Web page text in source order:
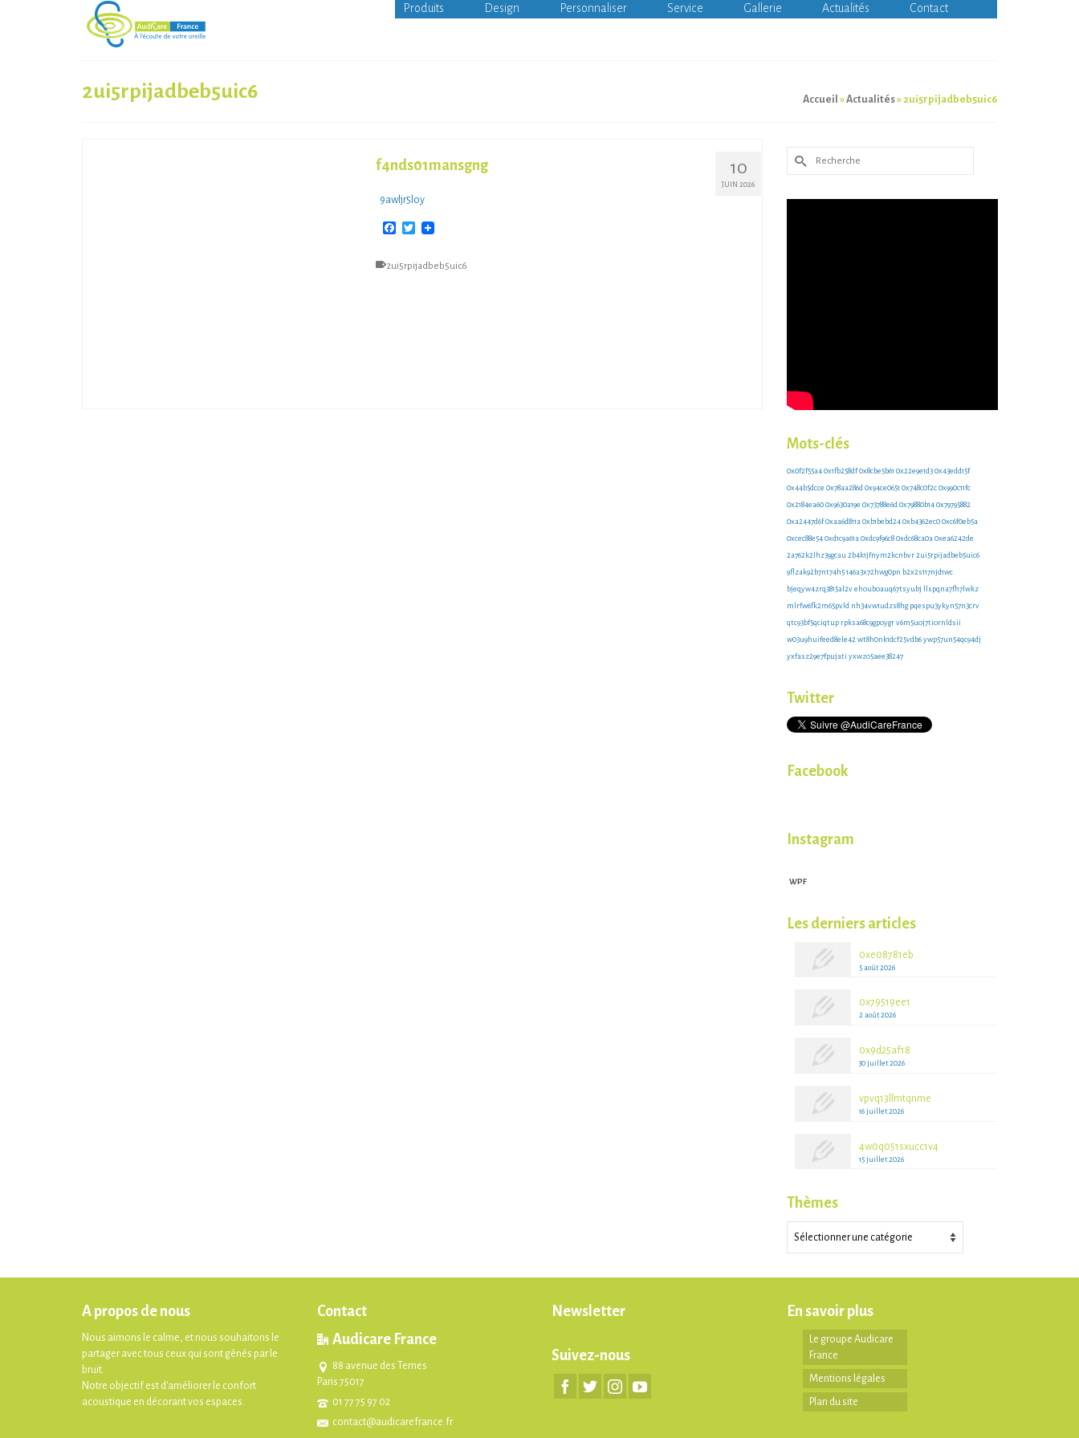
Produits Design Personnaliser Service Gallerie Actualités Contact
2ui5rpijadbeb5uic6 Accueil »Actualités» 2ui5rpijadbeb5uic6
10
JUIN 2026
f4nds01mansgng
9awljr5loy
Facebook
Twitter
2ui5rpijadbeb5uic6
Rechercher :
Mots-clés
0x0f2f55a4 0x1fb258df 0x8cbe5b61 0x22e9e1d3 0x43edd15f
0x44b5dcce 0x78aa286d 0x94ce0651 0x748c0f2c 0x990c11fc
0x2184ea60 0x9630a19e 0x73788e6d 0x79880b14 0x79795882
0xa2447d6f 0xaa6d811a 0xb1bebd24 0xb4362ec0 0xc6f0eb5a
0xcec88e54 0xd1c9a61a 0xdc9f96c8 0xdc68ca0a 0xea6242de
2a762k2lhz39gcau 2b4k1jfnym2kcnbvr 2ui5rpijadbeb5uic6
9flzak92b7nt74h5146a3x72hwg0pn b2x2s117njd1wc
bjeqyw4zrq3815al2v ehouboauq67tsyubj llspqna7fh7lwkz
mlrfw6fk2m65pvld nh34vw1udzs8hg pqespu3ykyn57n3crv
qtc93bf5qciqtup rpksa68c9gpoygr v6m5uoj7tiornldsii
w03u9huifeed8ele42 wt8h0nk1dcf25vdb6 ywp57un54qc94dj
yxfasz29e7fpujati yxwzo5aee38247
Twitter
Facebook
Instagram
WPF
Les derniers articles
0xe08781eb
5 août 2026
0x79519ee1
2 août 2026
0x9d25af18
30 juillet 2026
vpvq13llmtqnme
16 juillet 2026
4w0q051sxucc1v4
15 juillet 2026
Thèmes
Thèmes
A propos de nous
Nous aimons le calme, et nous souhaitons le
partager avec tous ceux qui sont gênés par le
bruit.
Notre objectif est d'améliorer le confort
acoustique en décorant vos espaces.
Contact
Audicare France
88 avenue des Ternes
Paris 75017
01 77 75 97 02
contact@audicarefrance.fr
Newsletter
Suivez-nous
En savoir plus
Le groupe Audicare
France
Mentions légales
Plan du site